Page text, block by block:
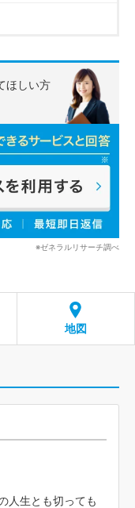
ほしい方
※ゼネラルリサーチ調べ
地図
人生とも切っても